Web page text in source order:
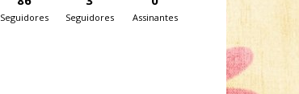
Seguidores Seguidores Assinantes